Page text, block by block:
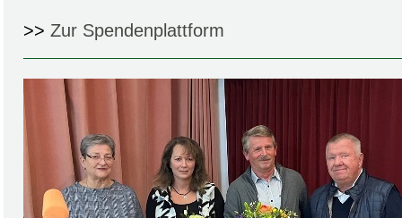
>> Zur Spendenplattform